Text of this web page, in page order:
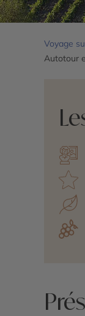
Voyage
Autotour